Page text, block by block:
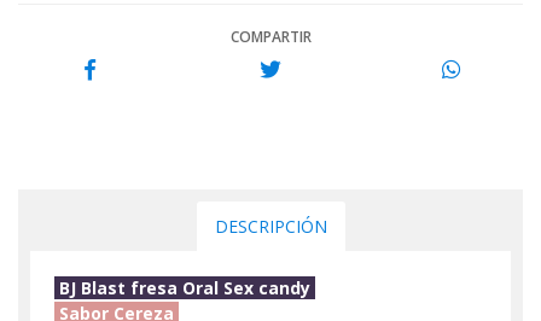
COMPARTIR
DESCRIPCIÓN
BJ Blast fresa Oral Sex candy
Sabor Cereza